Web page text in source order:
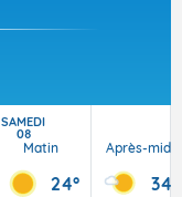
SAMEDI
08
Matin
24°
Après-midi
34°